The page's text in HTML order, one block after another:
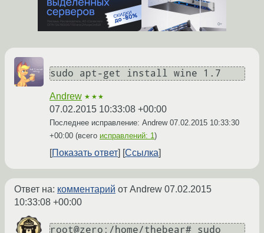
sudo apt-get install wine 1.7
Andrew ★★★
07.02.2015 10:33:08 +00:00
Последнее исправление: Andrew 07.02.2015 10:33:30
+00:00 (всего исправлений: 1)
Показать ответ Ссылка
Ответ на: комментарий от Andrew 07.02.2015
10:33:08 +00:00
root@zero:/home/thebear# sudo